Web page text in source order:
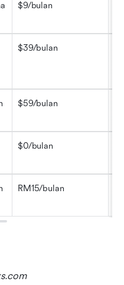
$9/bulan
$39/bulan
$59/bulan
$0/bulan
RM15/bulan